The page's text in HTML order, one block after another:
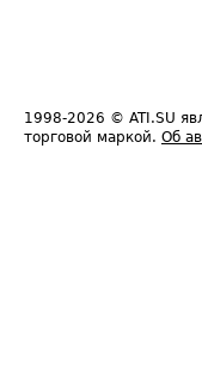
1998-2026 © ATI.SU
торговой маркой. Об